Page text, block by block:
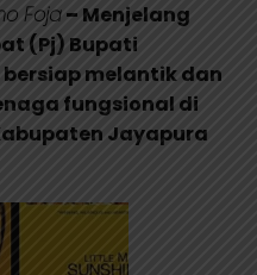
Foja– Menjelang
(Pj) Bupati
bersiap melantik dan
fungsional di
Jayapura